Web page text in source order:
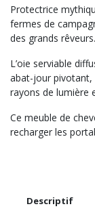
Protectrice
fermes de
des grands rêveurs.
L’oie serviable
abat-jour pivotant,
rayons de lumière
Ce meuble de
recharger les
Descriptif